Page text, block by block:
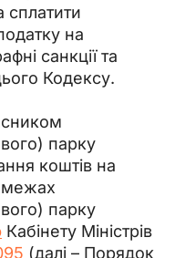
сплатити
на
санкції та
Кодексу.
парку
коштів на
межах
парку
Кабінету Міністрів
(далі – Порядок